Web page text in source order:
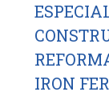
IRON